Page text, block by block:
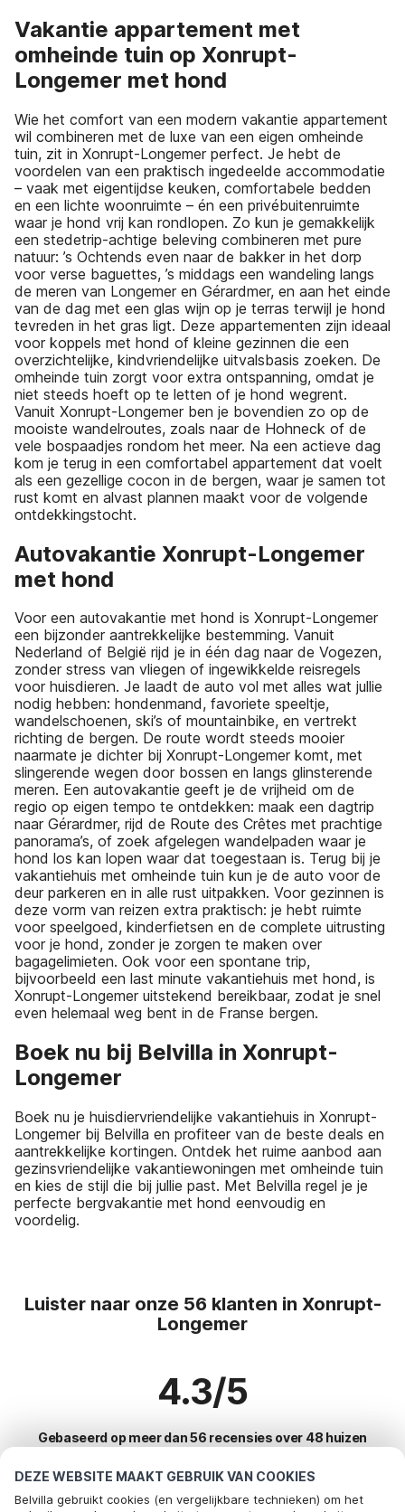
DEZE WEBSITE MAAKT GEBRUIK VAN COOKIES
Belvilla gebruikt cookies (en vergelijkbare technieken) om het
Vakantie appartement met
omheinde tuin op Xonrupt-
Longemer met hond
Wie het comfort van een modern vakantie appartement
wil combineren met de luxe van een eigen omheinde
tuin, zit in Xonrupt-Longemer perfect. Je hebt de
voordelen van een praktisch ingedeelde accommodatie
– vaak met eigentijdse keuken, comfortabele bedden
en een lichte woonruimte – én een privébuitenruimte
waar je hond vrij kan rondlopen. Zo kun je gemakkelijk
een stedetrip-achtige beleving combineren met pure
natuur: ’s Ochtends even naar de bakker in het dorp
voor verse baguettes, ’s middags een wandeling langs
de meren van Longemer en Gérardmer, en aan het einde
van de dag met een glas wijn op je terras terwijl je hond
tevreden in het gras ligt. Deze appartementen zijn ideaal
voor koppels met hond of kleine gezinnen die een
overzichtelijke, kindvriendelijke uitvalsbasis zoeken. De
omheinde tuin zorgt voor extra ontspanning, omdat je
niet steeds hoeft op te letten of je hond wegrent.
Vanuit Xonrupt-Longemer ben je bovendien zo op de
mooiste wandelroutes, zoals naar de Hohneck of de
vele bospaadjes rondom het meer. Na een actieve dag
kom je terug in een comfortabel appartement dat voelt
als een gezellige cocon in de bergen, waar je samen tot
rust komt en alvast plannen maakt voor de volgende
ontdekkingstocht.
Autovakantie Xonrupt-Longemer
met hond
Voor een autovakantie met hond is Xonrupt-Longemer
een bijzonder aantrekkelijke bestemming. Vanuit
Nederland of België rijd je in één dag naar de Vogezen,
zonder stress van vliegen of ingewikkelde reisregels
voor huisdieren. Je laadt de auto vol met alles wat jullie
nodig hebben: hondenmand, favoriete speeltje,
wandelschoenen, ski’s of mountainbike, en vertrekt
richting de bergen. De route wordt steeds mooier
naarmate je dichter bij Xonrupt-Longemer komt, met
slingerende wegen door bossen en langs glinsterende
meren. Een autovakantie geeft je de vrijheid om de
regio op eigen tempo te ontdekken: maak een dagtrip
naar Gérardmer, rijd de Route des Crêtes met prachtige
panorama’s, of zoek afgelegen wandelpaden waar je
hond los kan lopen waar dat toegestaan is. Terug bij je
vakantiehuis met omheinde tuin kun je de auto voor de
deur parkeren en in alle rust uitpakken. Voor gezinnen is
deze vorm van reizen extra praktisch: je hebt ruimte
voor speelgoed, kinderfietsen en de complete uitrusting
voor je hond, zonder je zorgen te maken over
bagagelimieten. Ook voor een spontane trip,
bijvoorbeeld een last minute vakantiehuis met hond, is
Xonrupt-Longemer uitstekend bereikbaar, zodat je snel
even helemaal weg bent in de Franse bergen.
Boek nu bij Belvilla in Xonrupt-
Longemer
Boek nu je huisdiervriendelijke vakantiehuis in Xonrupt-
Longemer bij Belvilla en profiteer van de beste deals en
aantrekkelijke kortingen. Ontdek het ruime aanbod aan
gezinsvriendelijke vakantiewoningen met omheinde tuin
en kies de stijl die bij jullie past. Met Belvilla regel je je
perfecte bergvakantie met hond eenvoudig en
voordelig.
Luister naar onze 56 klanten in Xonrupt-
Longemer
4.3/5
Gebaseerd op meer dan 56 recensies over 48 huizen